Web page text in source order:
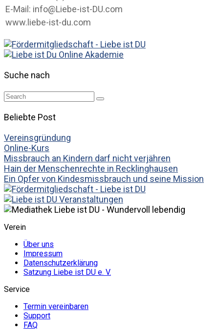
E-Mail: info@Liebe-ist-DU.com
www.liebe-ist-du.com
Suche nach
Beliebte Post
Vereinsgründung
Online-Kurs
Missbrauch an Kindern darf nicht verjähren
Hain der Menschenrechte in Recklinghausen
Ein Opfer von Kindesmissbrauch und seine Mission
Verein
Über uns
Impressum
Datenschutzerklärung
Satzung Liebe ist DU e. V.
Service
Termin vereinbaren
Support
FAQ